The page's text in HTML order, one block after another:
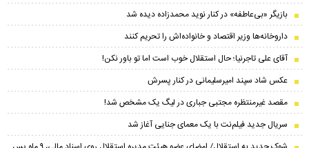
بازیگر «بی‌عاطفه» در کنار نوید محمدزاده دیده شد
داروخانه‌ها وزیر اقتصاد و خانواده‌اش را تحریم کنند
آقای علی تاجرنیا؛ حال استقلال خوب است اما تو باور نکن!
عکس شاد سپند امیرسلیمانی در کنار پسرش
مقصد غیرمنتظره مجتبی جباری در لیگ یک مشخص شد!
سریال جدید فیلم‌نت با یک معمای جنایی آغاز شد